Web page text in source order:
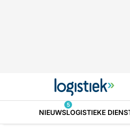
NIEUWS
5
LOGISTIEKE